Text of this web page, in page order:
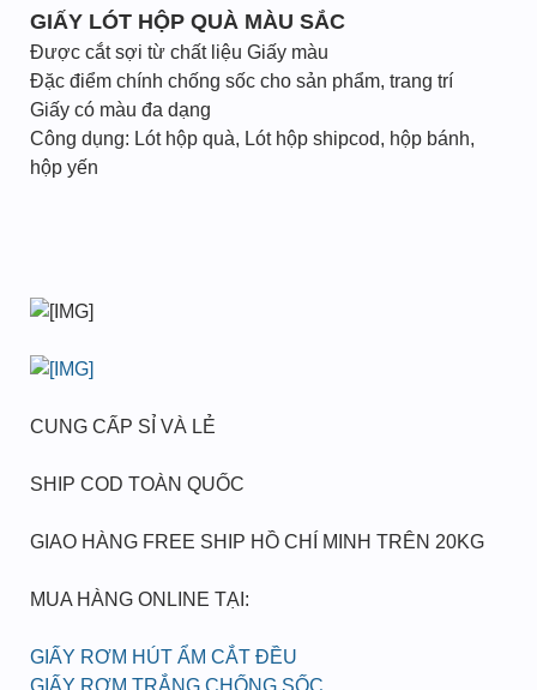
GIẤY LÓT HỘP QUÀ MÀU SẮC
Được cắt sợi từ chất liệu Giấy màu
Đặc điểm chính chống sốc cho sản phẩm, trang trí
Giấy có màu đa dạng
Công dụng: Lót hộp quà, Lót hộp shipcod, hộp bánh,
hộp yến
CUNG CẤP SỈ VÀ LẺ
SHIP COD TOÀN QUỐC
GIAO HÀNG FREE SHIP HỒ CHÍ MINH TRÊN 20KG
MUA HÀNG ONLINE TẠI:
GIẤY RƠM HÚT ẨM CẮT ĐỀU
GIẤY RƠM TRẮNG CHỐNG SỐC